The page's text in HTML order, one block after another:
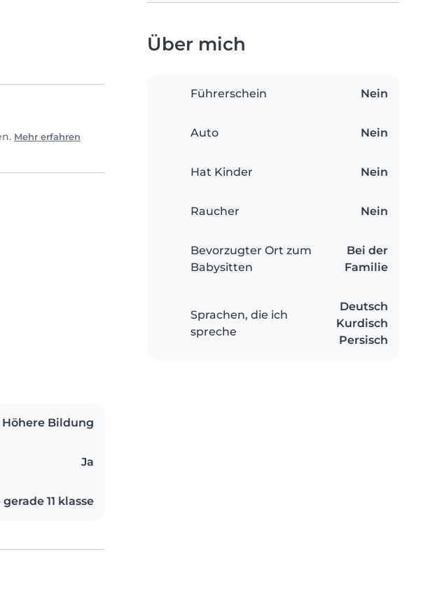
Mehr erfahren
Über mich
Führerschein Nein
Auto Nein
Hat Kinder Nein
Raucher Nein
Bevorzugter Ort zum
Babysitten
Bei der
Familie
Sprachen, die ich
spreche
Deutsch
Kurdisch
Persisch
Höhere Bildung
Ja
11 klasse